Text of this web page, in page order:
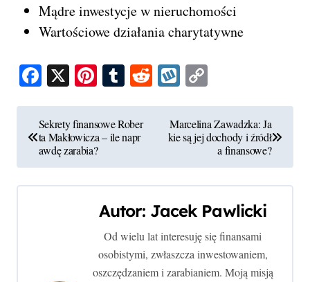
Mądre inwestycje w nieruchomości
Wartościowe działania charytatywne
Facebook
X Pinterest
Tumblr
RedditWykop
a
w
Sekrety finansowe Rober
ta Makłowicza – ile napr
awdę zarabia?
Marcelina Zawadzka: Ja
kie są jej dochody i źródł
a finansowe?
Autor: Jacek Pawlicki
Od wielu lat interesuję się finansami
osobistymi, zwłaszcza inwestowaniem,
oszczędzaniem i zarabianiem. Moją misją